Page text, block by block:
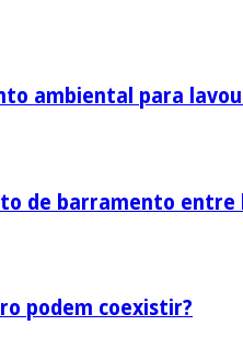
ambiental para
de barramento entre
podem coexistir?